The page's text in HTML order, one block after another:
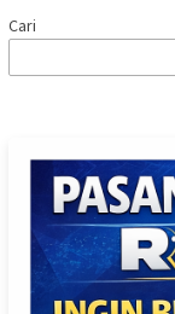
Cari